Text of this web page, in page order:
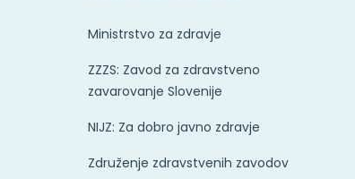
Ministrstvo za zdravje
ZZZS: Zavod za zdravstveno
zavarovanje Slovenije
NIJZ: Za dobro javno zdravje
Združenje zdravstvenih zavodov